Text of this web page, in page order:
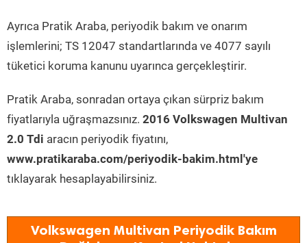
Ayrıca Pratik Araba, periyodik bakım ve onarım
işlemlerini; TS 12047 standartlarında ve 4077 sayılı
tüketici koruma kanunu uyarınca gerçekleştirir.
Pratik Araba, sonradan ortaya çıkan sürpriz bakım
fiyatlarıyla uğraşmazsınız. 2016 Volkswagen Multivan
2.0 Tdi aracın periyodik fiyatını,
www.pratikaraba.com/periyodik-bakim.html'ye
tıklayarak hesaplayabilirsiniz.
Volkswagen Multivan Periyodik Bakım